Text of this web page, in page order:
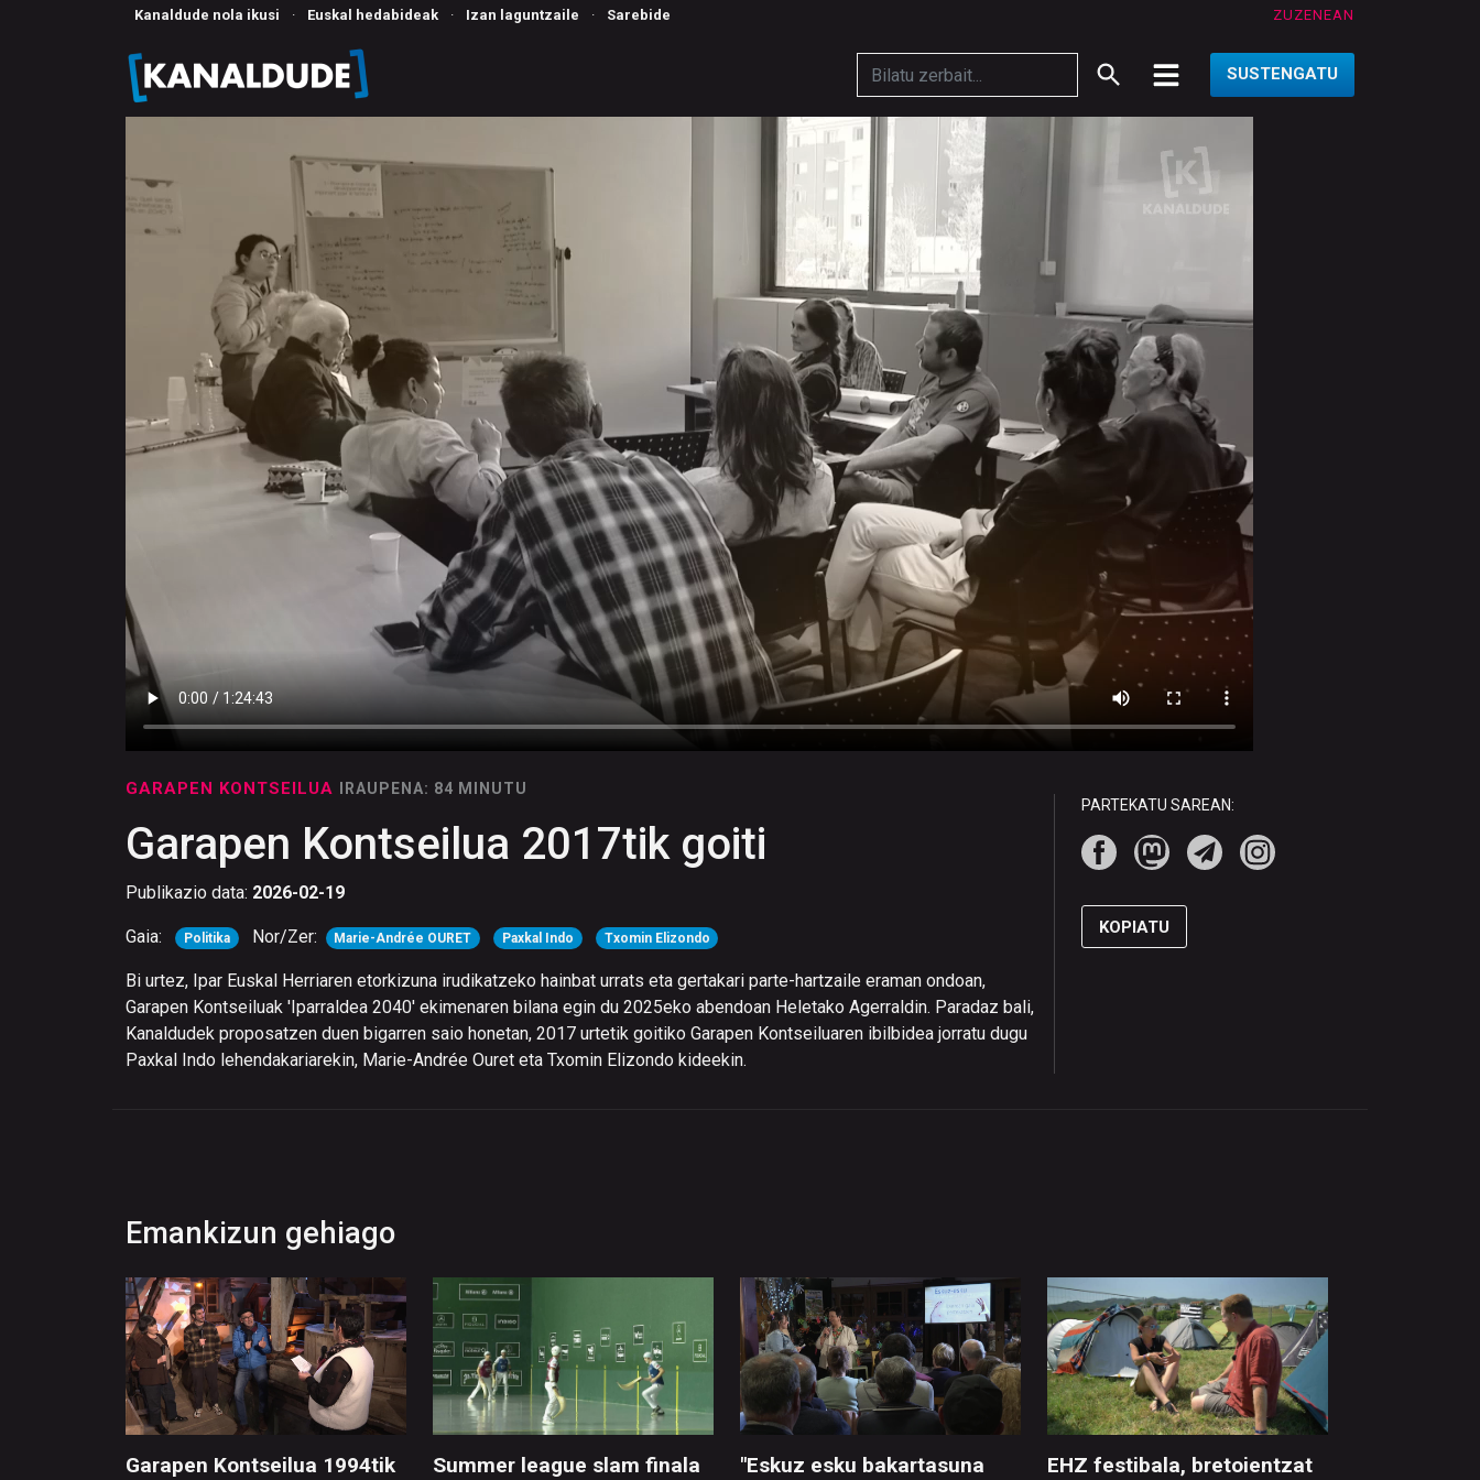
Kanaldude nola ikusi · Euskal hedabideak · Izan laguntzaile · Sarebide ZUZENEAN
SUSTENGATU
GARAPEN KONTSEILUA IRAUPENA: 84 MINUTU
Garapen Kontseilua 2017tik goiti
Publikazio data: 2026-02-19
Gaia: Politika Nor/Zer: Marie-Andrée OURET Paxkal Indo Txomin Elizondo
Bi urtez, Ipar Euskal Herriaren etorkizuna irudikatzeko hainbat urrats eta gertakari parte-hartzaile eraman ondoan,
Garapen Kontseiluak 'Iparraldea 2040' ekimenaren bilana egin du 2025eko abendoan Heletako Agerraldin. Paradaz bali,
Kanaldudek proposatzen duen bigarren saio honetan, 2017 urtetik goitiko Garapen Kontseiluaren ibilbidea jorratu dugu
Paxkal Indo lehendakariarekin, Marie-Andrée Ouret eta Txomin Elizondo kideekin.
PARTEKATU SAREAN:
KOPIATU
Emankizun gehiago
Garapen Kontseilua 1994tik
Summer league slam finala
"Eskuz esku bakartasuna
EHZ festibala, bretoientzat